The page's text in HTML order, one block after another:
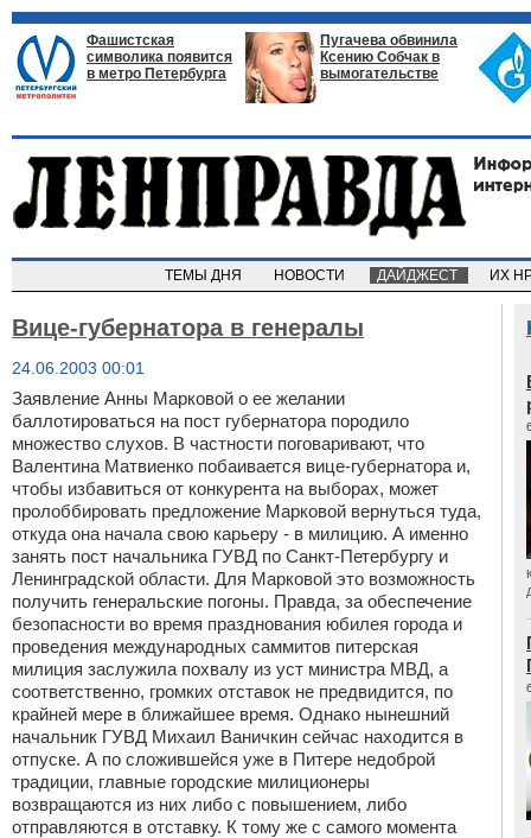
Фашистская
символика появится
в метро Петербурга
Пугачева обвинила
Ксению Собчак в
вымогательстве
ТЕМЫ ДНЯ НОВОСТИ ДАЙДЖЕСТ ИХ
Вице-губернатора в генералы
24.06.2003 00:01
Заявление Анны Марковой о ее желании
баллотироваться на пост губернатора породило
множество слухов. В частности поговаривают, что
Валентина Матвиенко побаивается вице-губернатора и,
чтобы избавиться от конкурента на выборах, может
пролоббировать предложение Марковой вернуться туда,
откуда она начала свою карьеру - в милицию. А именно
занять пост начальника ГУВД по Санкт-Петербургу и
Ленинградской области. Для Марковой это возможность
получить генеральские погоны. Правда, за обеспечение
безопасности во время празднования юбилея города и
проведения международных саммитов питерская
милиция заслужила похвалу из уст министра МВД, а
соответственно, громких отставок не предвидится, по
крайней мере в ближайшее время. Однако нынешний
начальник ГУВД Михаил Ваничкин сейчас находится в
отпуске. А по сложившейся уже в Питере недоброй
традиции, главные городские милиционеры
возвращаются из них либо с повышением, либо
отправляются в отставку. К тому же с самого момента